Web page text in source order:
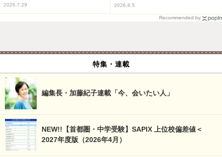
2026.7.29 2026.8.5
Recommended by
特集・連載
編集長・加藤紀子連載「今、会いたい人」
NEW!!【首都圏・中学受験】SAPIX 上位校偏差値＜
2027年度版（2026年4月）